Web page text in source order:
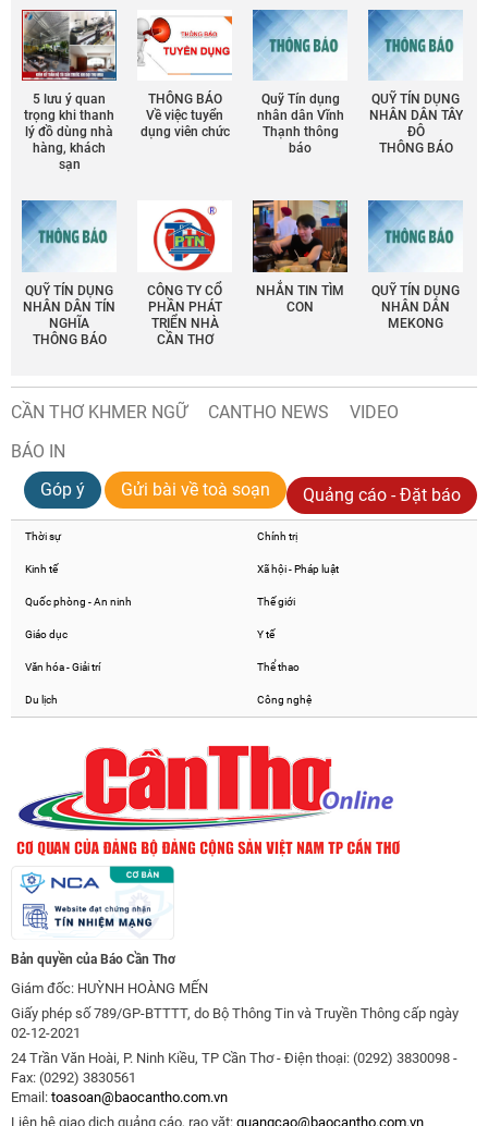
5 lưu ý quan
trọng khi thanh
lý đồ dùng nhà
hàng, khách
sạn
THÔNG BÁO
Về việc tuyển
dụng viên chức
Quỹ Tín dụng
nhân dân Vĩnh
Thạnh thông
báo
QUỸ TÍN DỤNG
NHÂN DÂN TÂY
ĐÔ
THÔNG BÁO
QUỸ TÍN DỤNG
NHÂN DÂN TÍN
NGHĨA
THÔNG BÁO
CÔNG TY CỔ
PHẦN PHÁT
TRIỂN NHÀ
CẦN THƠ
NHẮN TIN TÌM
CON
QUỸ TÍN DỤNG
NHÂN DÂN
MEKONG
CẦN THƠ KHMER NGỮ CANTHO NEWS
VIDEO
BÁO IN
Góp ý
Gửi bài về toà soạn Quảng cáo - Đặt báo
Thời sự Chính trị
Kinh tế Xã hội - Pháp luật
Quốc phòng - An ninh Thế giới
Giáo dục Y tế
Văn hóa - Giải trí Thể thao
Du lịch Công nghệ
Bản quyền của Báo Cần Thơ
Giám đốc: HUỲNH HOÀNG MẾN
Giấy phép số 789/GP-BTTTT, do Bộ Thông Tin và Truyền Thông cấp ngày
02-12-2021
24 Trần Văn Hoài, P. Ninh Kiều, TP Cần Thơ - Điện thoại: (0292) 3830098 -
Fax: (0292) 3830561
Email: toasoan@baocantho.com.vn
Liên hệ giao dịch quảng cáo, rao vặt: quangcao@baocantho.com.vn